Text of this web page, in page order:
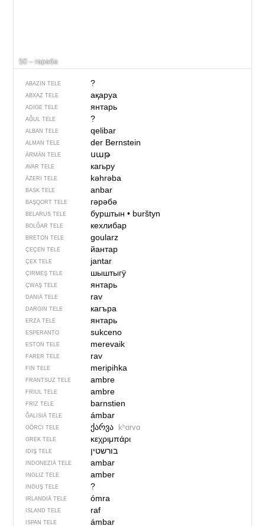
50 – гәрәбә
ABAZIN TELE ?
ABXAZ TELE ақаруа
ADIGE TELE янтарь
AĞUL TELE ?
ALBAN TELE qelibar
ALMAN TELE der Bernstein
ÄRMÄN TELE սաթ
AVAR TELE кагьру
ÄZERI TELE kəhrəba
BASK TELE anbar
BAŞQORT TELE гәрәбә
BELARUS TELE бурштын• burštyn
BOLĞAR TELE кехлибар
BRETON TELE goularz
ÇEÇEN TELE йантар
ÇEX TELE jantar
ÇIRMEŞ TELE шыштыгӱ
ÇWAŞ TELE янтарь
DANIÄ TELE rav
DARGIN TELE кагъра
ERZA TELE янтарь
ESPERANTO sukceno
ESTON TELE merevaik
FARER TELE rav
FIN TELE meripihka
FRANTSUZ TELE ambre
FRIUL TELE ambre
FRIZ TELE barnstien
ĞALISIÄ TELE ámbar
GÖRCI TELE ქარვა kʰɑrvɑ
GREK TELE κεχριμπάρι
IDIŞ TELE בורשטין
INDONEZIÄ TELE ambar
INGLIZ TELE amber
INGUŞ TELE ?
IRLANDIÄ TELE ómra
ISLAND TELE raf
ISPAN TELE ámbar